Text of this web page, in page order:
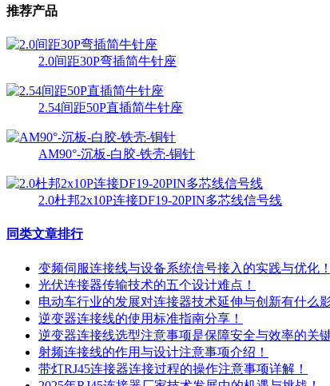
推荐产品
2.0间距30P弯插简牛针座
2.54间距50P直插简牛针座
AM90°-沉板-白胶-铁壳-铜针
2.0杜邦2x10P连接DF19-20PIN多芯线信号线
同类文章排行
变频伺服连接线与设备系统信号接入的实践与优化！
光伏连接器传输技术的五个设计难点！
电动车行业的发展对连接器技术延伸与创新有什么影
逆变器连接线的使用标准指南分享！
逆变器连接线选型注意事项是保障安全与效率的关键
射频连接线的作用与设计注意事项介绍！
带灯RJ45连接器连接过程的操作注意事项详解！